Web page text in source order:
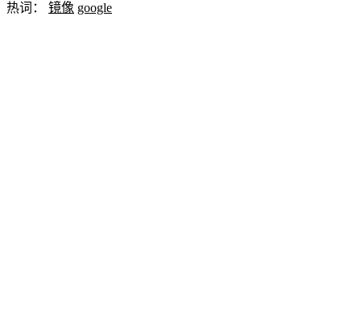
热词： 镜像 google